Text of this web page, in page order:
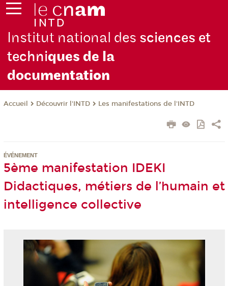
Institut national des sciences et
techniques de la
documentation
Accueil Découvrir l'INTD Les manifestations de l'INTD
ÉVÉNEMENT
5ème manifestation IDEKI
Didactiques, métiers de l’humain et
intelligence collective